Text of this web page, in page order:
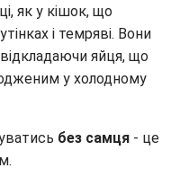
як у кішок, що
і темряві. Вони
яйця, що
у холодному
без самця - це